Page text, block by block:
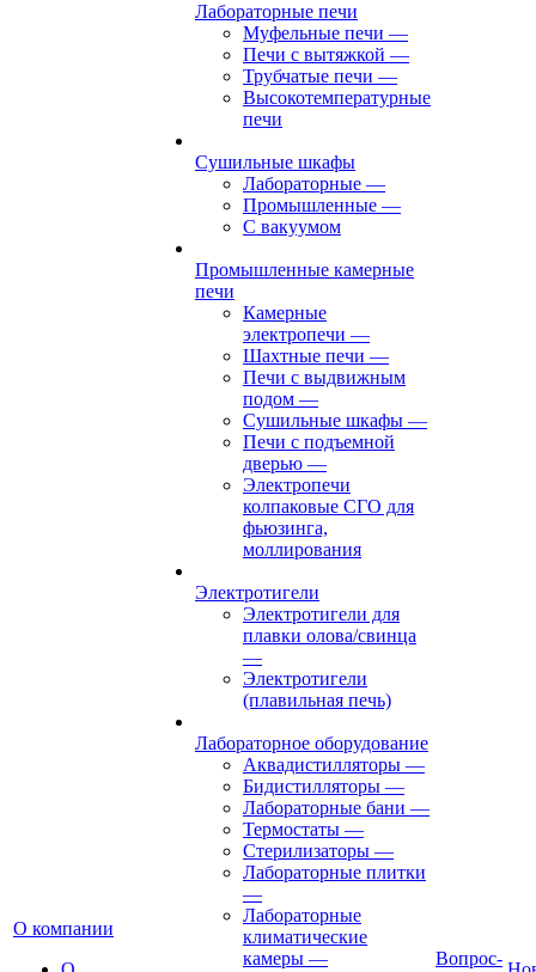
О компании
Лабораторные печи
Муфельные печи —
Печи с вытяжкой —
Трубчатые печи —
Высокотемпературные
печи
Сушильные шкафы
Лабораторные —
Промышленные —
С вакуумом
Промышленные камерные
печи
Камерные
электропечи —
Шахтные печи —
Печи с выдвижным
подом —
Сушильные шкафы —
Печи с подъемной
дверью —
Электропечи
колпаковые СГО для
фьюзинга,
моллирования
Электротигели
Электротигели для
плавки олова/свинца
—
Электротигели
(плавильная печь)
Лабораторное оборудование
Аквадистилляторы —
Бидистилляторы —
Лабораторные бани —
Термостаты —
Стерилизаторы —
Лабораторные плитки
—
Лабораторные
климатические
камеры —
Вопрос-